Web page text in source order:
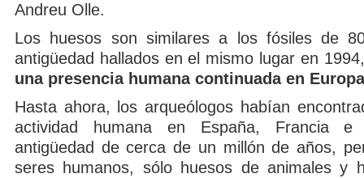
Andreu Olle.
Los huesos son similares a los fósiles de
antigüedad hallados en el mismo lugar en
una presencia humana continuada en
Hasta ahora, los arqueólogos habían
actividad humana en España, Francia
antigüedad de cerca de un millón de años,
seres humanos, sólo huesos de animales y